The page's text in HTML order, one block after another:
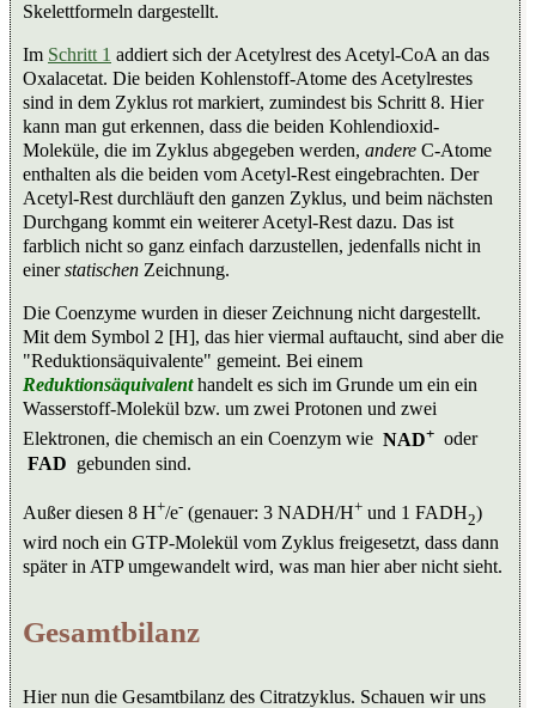
Skelettformeln dargestellt.
Im Schritt 1 addiert sich der Acetylrest des Acetyl-CoA an das
Oxalacetat. Die beiden Kohlenstoff-Atome des Acetylrestes
sind in dem Zyklus rot markiert, zumindest bis Schritt 8. Hier
kann man gut erkennen, dass die beiden Kohlendioxid-
Moleküle, die im Zyklus abgegeben werden, andere C-Atome
enthalten als die beiden vom Acetyl-Rest eingebrachten. Der
Acetyl-Rest durchläuft den ganzen Zyklus, und beim nächsten
Durchgang kommt ein weiterer Acetyl-Rest dazu. Das ist
farblich nicht so ganz einfach darzustellen, jedenfalls nicht in
einerstatischen Zeichnung.
Die Coenzyme wurden in dieser Zeichnung nicht dargestellt.
Mit dem Symbol 2 [H], das hier viermal auftaucht, sind aber die
"Reduktionsäquivalente" gemeint. Bei einem
Reduktionsäquivalenthandelt es sich im Grunde um ein ein
Wasserstoff-Molekül bzw. um zwei Protonen und zwei
Elektronen, die chemisch an ein Coenzym wie NAD+ oder
FAD gebunden sind.
Außer diesen 8 H+/e- (genauer: 3 NADH/H+ und 1 FADH2)
wird noch ein GTP-Molekül vom Zyklus freigesetzt, dass dann
später in ATP umgewandelt wird, was man hier aber nicht sieht.
Gesamtbilanz
Hier nun die Gesamtbilanz des Citratzyklus. Schauen wir uns